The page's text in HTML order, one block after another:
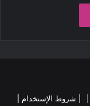
| شروط الإستخدام |